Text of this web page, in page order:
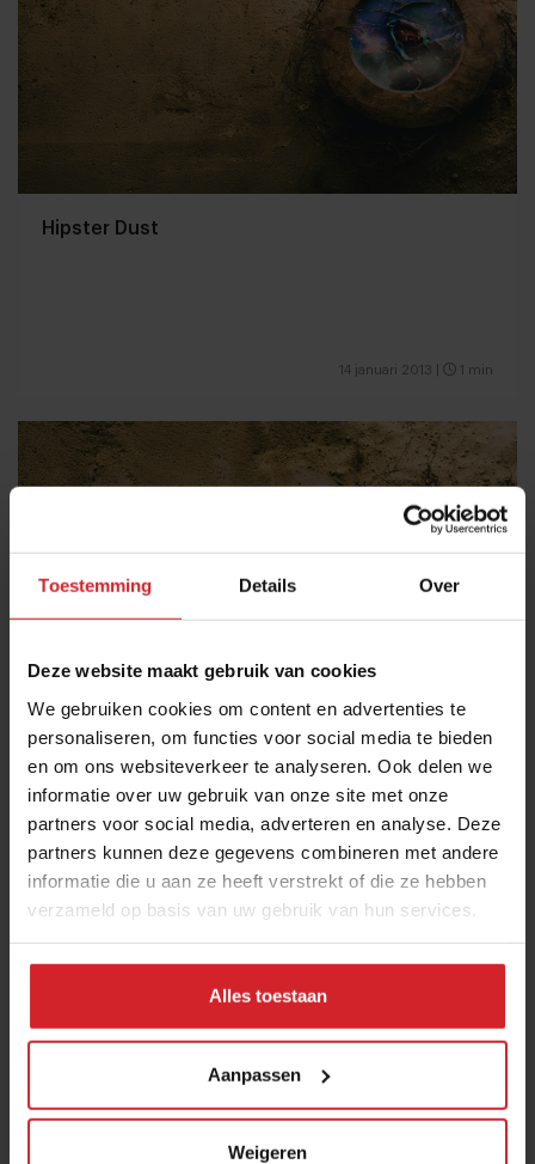
Toestemming Details Over
Deze website maakt gebruik van cookies
We gebruiken cookies om content en advertenties te
personaliseren, om functies voor social media te bieden
en om ons websiteverkeer te analyseren. Ook delen we
informatie over uw gebruik van onze site met onze
partners voor social media, adverteren en analyse. Deze
partners kunnen deze gegevens combineren met andere
informatie die u aan ze heeft verstrekt of die ze hebben
verzameld op basis van uw gebruik van hun services.
Alles toestaan
Aanpassen
Weigeren
Hipster Dust
14 januari 2013 1 min
GAIL's Kitchen
12 januari 2013| 1 min